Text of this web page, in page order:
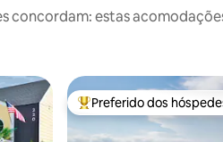
concordam: estas
Entre os melhores
Preferido dos